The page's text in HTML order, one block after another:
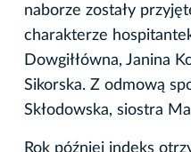
naborze zostały
charakterze
Dowgiłłówna, Janina
Sikorska. Z odmową
Skłodowska, siostra
Rok później indeks